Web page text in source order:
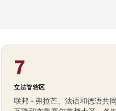
7
立法管辖区
联邦 + 弗拉芒、法语和德语共同